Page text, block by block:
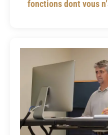
fonctions dont vous